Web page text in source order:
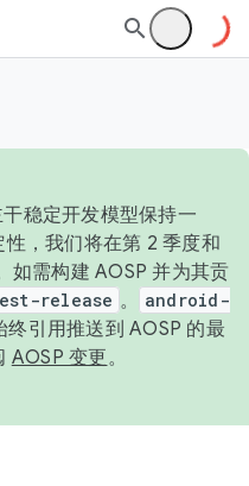
稳定开发模型保持一
，我们将在第 2 季度和
如需构建 AOSP 并为其贡
release 。
android-
终引用推送到 AOSP 的最
AOSP 变更。